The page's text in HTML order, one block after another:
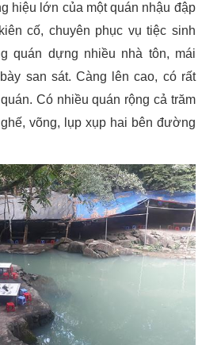
hiệu lớn của một quán nhậu đập
cố, chuyên phục vụ tiệc sinh
quán dựng nhiều nhà tôn, mái
san sát. Càng lên cao, có rất
Có nhiều quán rộng cả trăm
võng, lụp xụp hai bên đường